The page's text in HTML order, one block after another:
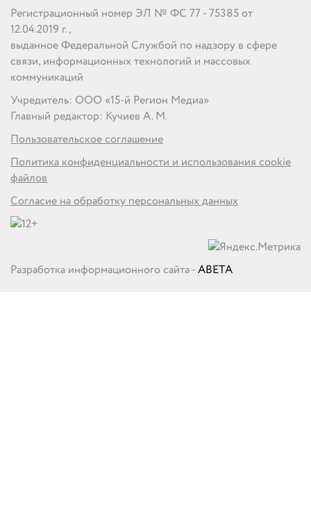
Регистрационный номер ЭЛ № ФС 77 - 75385 от
12.04.2019 г.,
выданное Федеральной Службой по надзору в сфере
связи, информационных технологий и массовых
коммуникаций
Учредитель: ООО «15-й Регион Медиа»
Главный редактор: Кучиев А. М.
Пользовательское соглашение
Политика конфиденциальности и использования cookie
файлов
Согласие на обработку персональных данных
Разработка информационного сайта -ABETA